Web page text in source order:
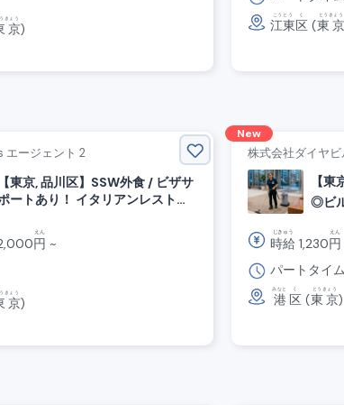
京
きょう
)
江東
こうとう
区
く
(東京
とうきょう
ージェント 2
【東京, 品川区】SSW外食 / ビザサ
ートあり！ イタリアンレストラ
円
えん
~
京
きょう
)
New
株式会社ダイヤビ
【
◎ビ
時給
じきゅう
1,230円
えん
パートタイム
港
みなと
区
く
(東京
とうきょう
)